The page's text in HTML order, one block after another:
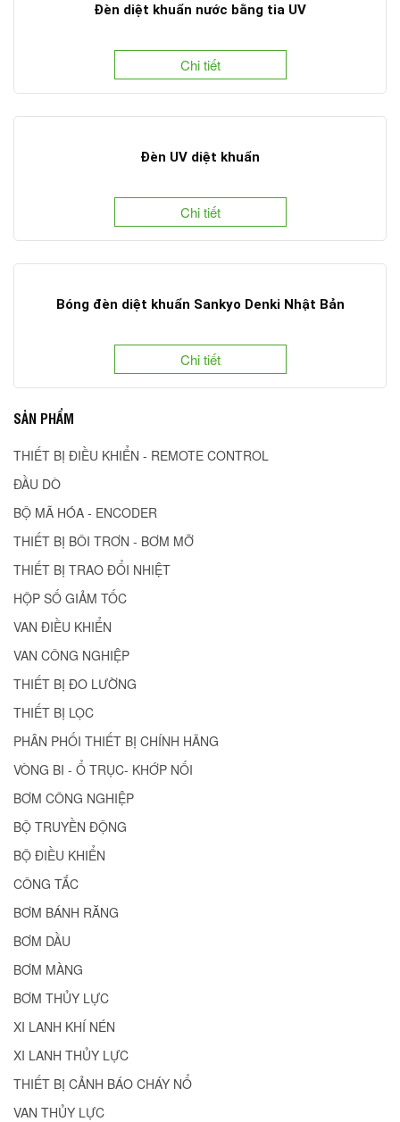
Đèn diệt khuẩn nước bằng tia UV
Chi tiết
Đèn UV diệt khuẩn
Chi tiết
Bóng đèn diệt khuẩn Sankyo Denki Nhật Bản
Chi tiết
SẢN PHẨM
THIẾT BỊ ĐIỀU KHIỂN - REMOTE CONTROL
ĐẦU DÒ
BỘ MÃ HÓA - ENCODER
THIẾT BỊ BÔI TRƠN - BƠM MỠ
THIẾT BỊ TRAO ĐỔI NHIỆT
HỘP SỐ GIẢM TỐC
VAN ĐIỀU KHIỂN
VAN CÔNG NGHIỆP
THIẾT BỊ ĐO LƯỜNG
THIẾT BỊ LỌC
PHÂN PHỐI THIẾT BỊ CHÍNH HÃNG
VÒNG BI - Ổ TRỤC- KHỚP NỐI
BƠM CÔNG NGHIỆP
BỘ TRUYỀN ĐỘNG
BỘ ĐIỀU KHIỂN
CÔNG TẮC
BƠM BÁNH RĂNG
BƠM DẦU
BƠM MÀNG
BƠM THỦY LỰC
XI LANH KHÍ NÉN
XI LANH THỦY LỰC
THIẾT BỊ CẢNH BÁO CHÁY NỔ
VAN THỦY LỰC